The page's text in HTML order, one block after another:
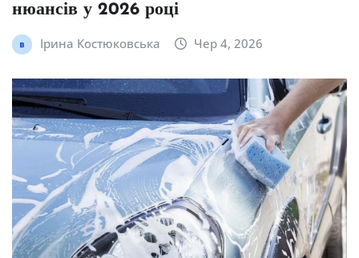
нюансів у 2026 році
Ірина Костюковська Чер 4, 2026